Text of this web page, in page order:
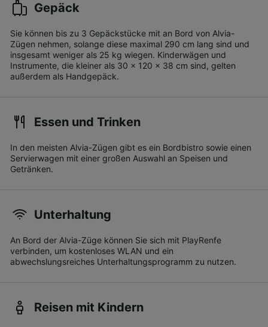
Gepäck
Sie können bis zu 3 Gepäckstücke mit an Bord von Alvia-
Zügen nehmen, solange diese maximal 290 cm lang sind und
insgesamt weniger als 25 kg wiegen. Kinderwägen und
Instrumente, die kleiner als 30 x 120 x 38 cm sind, gelten
außerdem als Handgepäck.
Essen und Trinken
In den meisten Alvia-Zügen gibt es ein Bordbistro sowie einen
Servierwagen mit einer großen Auswahl an Speisen und
Getränken.
Unterhaltung
An Bord der Alvia-Züge können Sie sich mit PlayRenfe
verbinden, um kostenloses WLAN und ein
abwechslungsreiches Unterhaltungsprogramm zu nutzen.
Reisen mit Kindern